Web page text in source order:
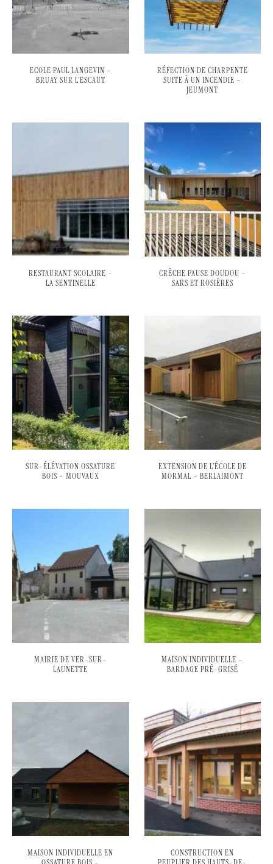
ECOLE PAUL LANGEVIN –
BRUAY SUR L’ESCAUT
RÉFECTION DE CHARPENTE
SUITE À UN INCENDIE –
JEUMONT
RESTAURANT SCOLAIRE –
LA SENTINELLE
CRÊCHE PAUSE DOUDOU –
SARS ET ROSIÈRES
SUR-ÉLÉVATION OSSATURE
BOIS – MOUVAUX
EXTENSION DE L’ÉCOLE DE
MORMAL – BERLAIMONT
MAIRIE DE VER-SUR-
LAUNETTE
MAISON INDIVIDUELLE –
BARDAGE PRÉ-GRISÉ
MAISON INDIVIDUELLE EN
CONSTRUCTION EN